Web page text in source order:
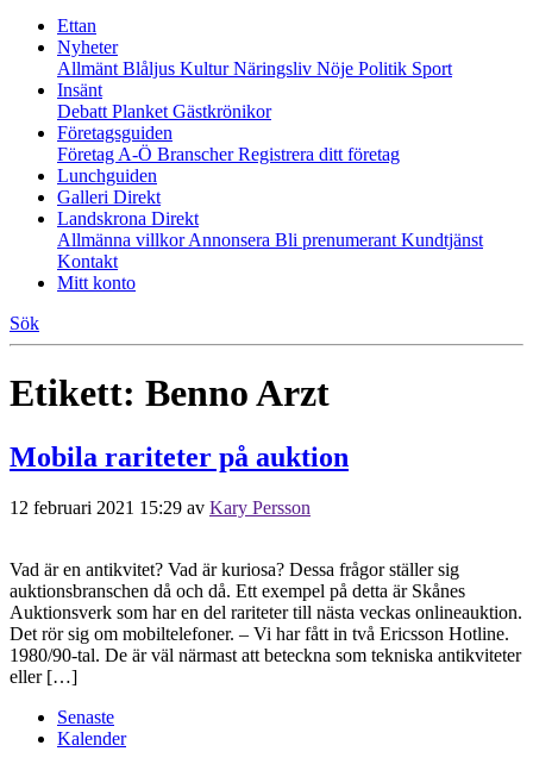
Ettan
Nyheter
Allmänt Blåljus KulturNäringsliv Nöje Politik Sport
Insänt
Debatt Planket Gästkrönikor
Företagsguiden
Företag A-Ö BranscherRegistrera ditt företag
Lunchguiden
Galleri Direkt
Landskrona Direkt
Allmänna villkorAnnonsera Bli prenumerant Kundtjänst
Kontakt
Mitt konto
Sök
Etikett: Benno Arzt
Mobila rariteter på auktion
12 februari 2021 15:29 av Kary Persson
Vad är en antikvitet? Vad är kuriosa? Dessa frågor ställer sig
auktionsbranschen då och då. Ett exempel på detta är Skånes
Auktionsverk som har en del rariteter till nästa veckas onlineauktion.
Det rör sig om mobiltelefoner. – Vi har fått in två Ericsson Hotline.
1980/90-tal. De är väl närmast att beteckna som tekniska antikviteter
eller […]
Senaste
Kalender